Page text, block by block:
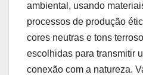
ambiental, usando⁣
processos de produção
cores neutras ⁣e tons
escolhidas para transmitir
conexão⁢ com a natureza.